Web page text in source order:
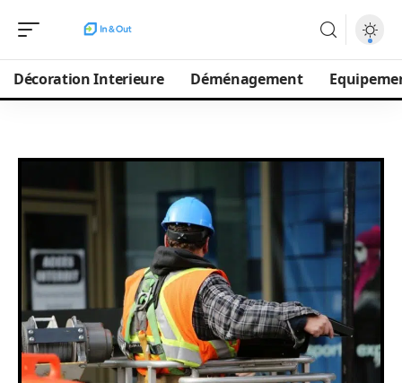
Décoration Interieure Déménagement